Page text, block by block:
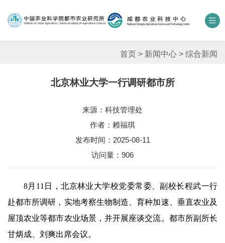
中国农业科学院 科研期刊
平台基地
合作交流
研究生培养
首页 > 新闻中心 > 综合新闻
北京林业大学一行调研都市所
来源：科技管理处
作者：赖福琪
发布时间：2025-08-11
访问量： 906
8月11日，北京林业大学校党委常委、副校长程武一行
赴都市所调研，实地考察生物制造、育种加速、垂直农业及
屋顶农业等都市农业场景，并开展座谈交流。都市所副所长
甘炳成、刘爽出席会议。